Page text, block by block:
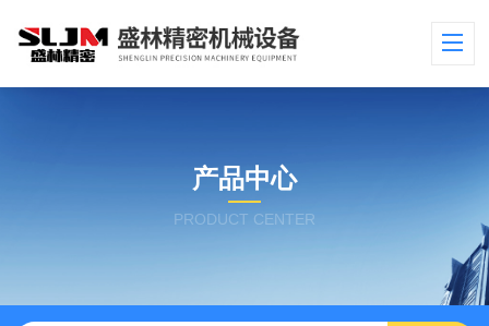
产品中心
PRODUCT CENTER